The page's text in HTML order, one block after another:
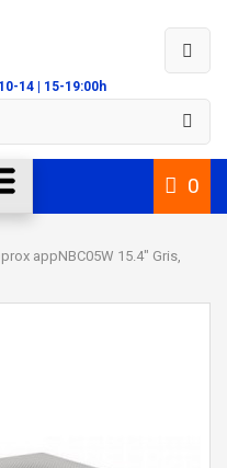
14 | 15-19:00h
0
appNBC05W 15.4" Gris,